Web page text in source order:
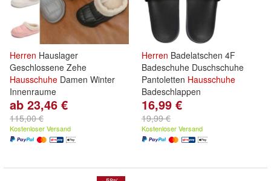
Herren Hauslager
Geschlossene Zehe
Hausschuhe Damen Winter
Innenraume
ab 23,46 €
115,00 €
Kostenloser Versand
Herren Badelatschen 4F
Badeschuhe Duschschuhe
Pantoletten Hausschuhe
Badeschlappen
16,99 €
19,99 €
Kostenloser Versand